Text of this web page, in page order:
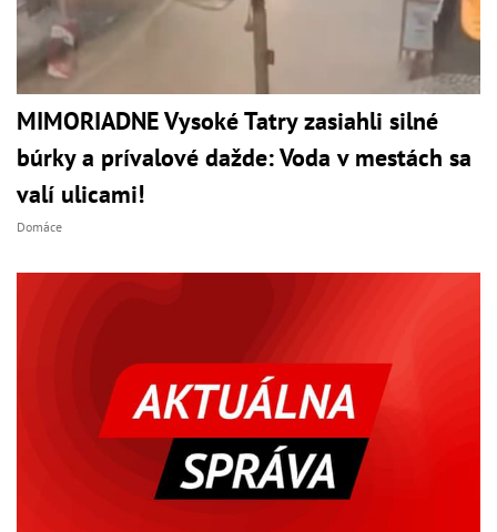
MIMORIADNE Vysoké Tatry zasiahli silné
búrky a prívalové dažde: Voda v mestách sa
valí ulicami!
Domáce